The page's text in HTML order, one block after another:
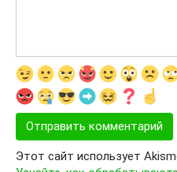
Этот сайт использует